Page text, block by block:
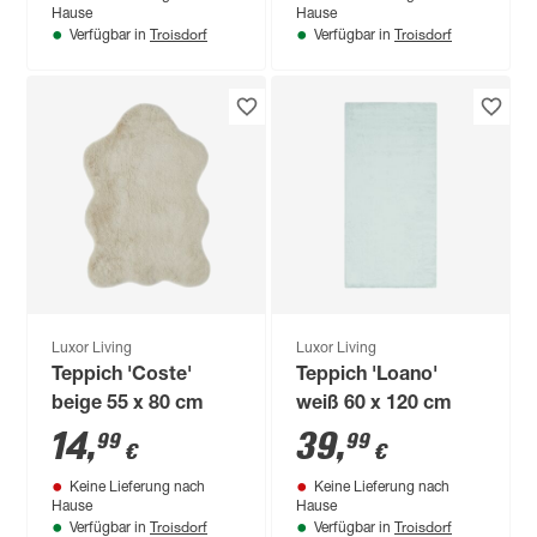
Hause
Verfügbar in Troisdorf
Hause
Verfügbar in Troisdorf
Luxor Living
Teppich 'Coste'
beige 55 x 80 cm
14,99 €
Keine Lieferung nach
Hause
Verfügbar in Troisdorf
Luxor Living
Teppich 'Loano'
weiß 60 x 120 cm
39,99 €
Keine Lieferung nach
Hause
Verfügbar in Troisdorf